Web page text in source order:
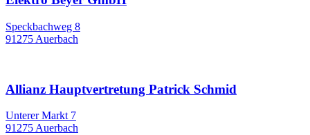
Speckbachweg 8
91275 Auerbach
Allianz Hauptvertretung Patrick Schmid
Unterer Markt 7
91275 Auerbach